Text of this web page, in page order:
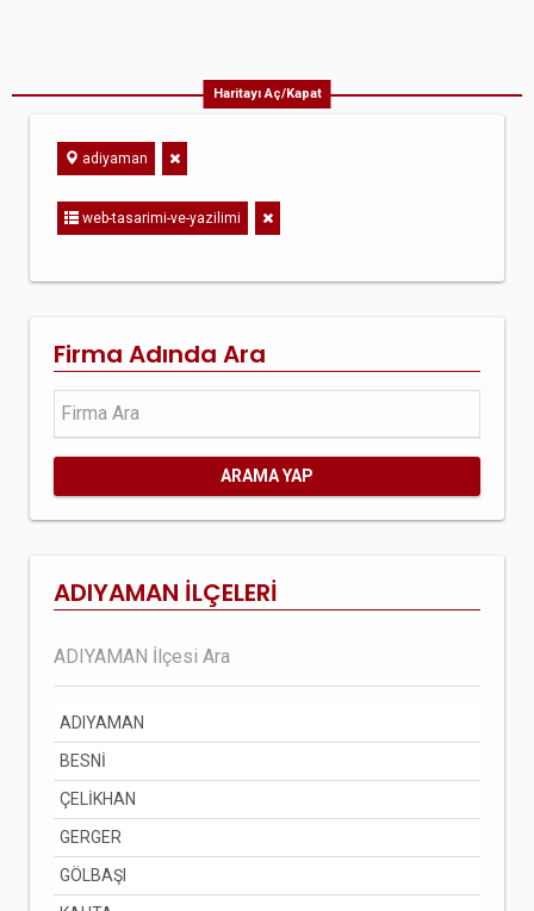
Haritayı Aç/Kapat
adiyaman
web-tasarimi-ve-yazilimi
Firma Adında Ara
ARAMA YAP
ADIYAMAN İLÇELERİ
ADIYAMAN
BESNİ
ÇELİKHAN
GERGER
GÖLBAŞI